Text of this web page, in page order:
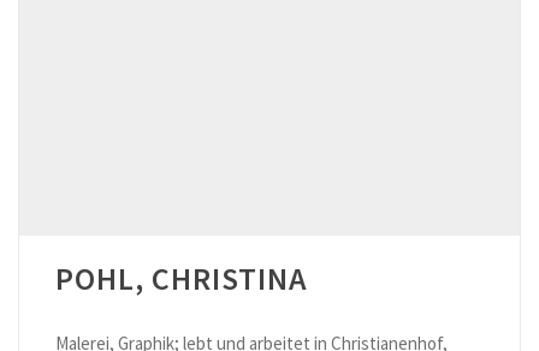
POHL, CHRISTINA
Malerei, Graphik; lebt und arbeitet in Christianenhof,